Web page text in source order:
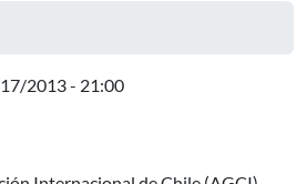
2013 - 21:00
Horizontal